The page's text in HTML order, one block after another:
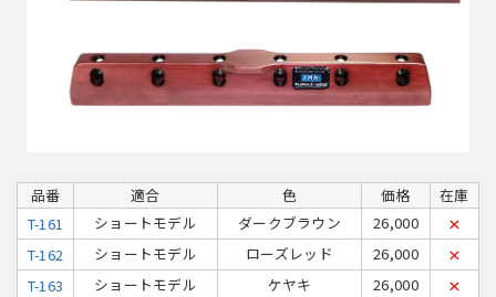
品番 適合 色 価格
在庫
T-161
ショートモデル ダークブラウン 26,000
×
T-162
ショートモデル ローズレッド 26,000
×
T-163
ショートモデル ケヤキ 26,000
×